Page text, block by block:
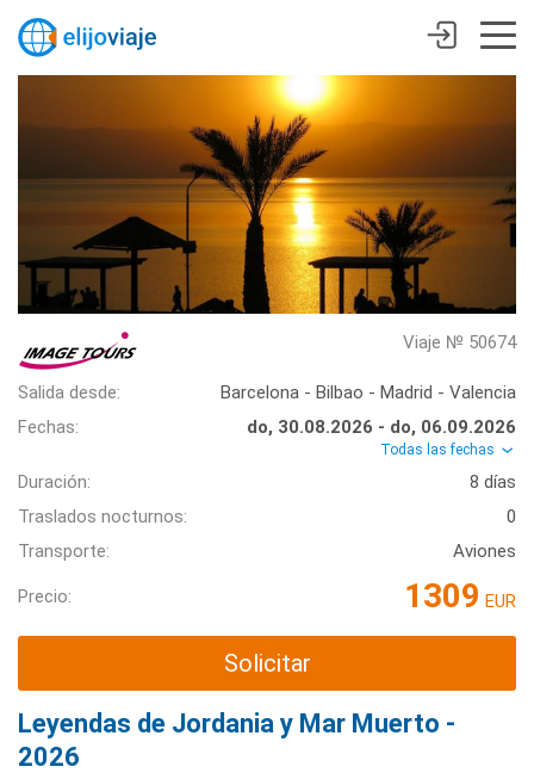
Viaje № 50674
Salida desde:
Barcelona - Bilbao - Madrid - Valencia
Fechas:
do, 30.08.2026 - do, 06.09.2026
Todas las fechas
Duración:
8 días
Traslados nocturnos:
0
Transporte:
Aviones
Precio: 1309 EUR
Solicitar
Leyendas de Jordania y Mar Muerto -
2026